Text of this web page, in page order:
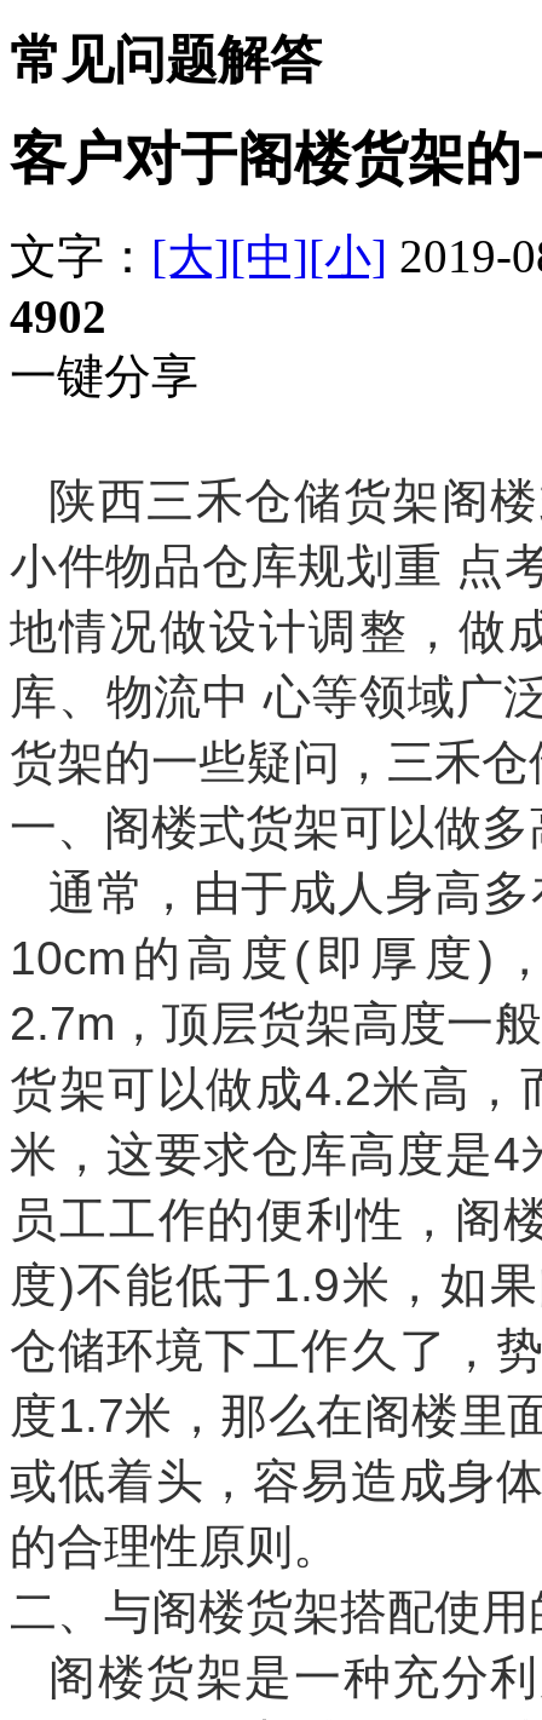
常见问题解答
客户对于阁楼货架的
文字： [大][中][小] 2019-
4902
一键分享
陕西三禾仓储货架阁
小件物品仓库规划重 点
地情况做设计调整，做
库、物流中 心等领域广
货架的一些疑问， 三禾仓
一、 阁楼式货架可以做多
通常，由于成人身高多
10cm 的高度(即厚度)
2.7m ，顶层货架高度一
货架可以做成4.2米高，
米，这要求仓库高度是4
员工工作的便利性，阁
度)不能低于1.9米，如
仓储环境下工作久了，
度1.7米，那么在阁楼里
或低着头，容易造成身
的合理性原则。
二、 与阁楼货架搭配使
阁楼货架是一种充分